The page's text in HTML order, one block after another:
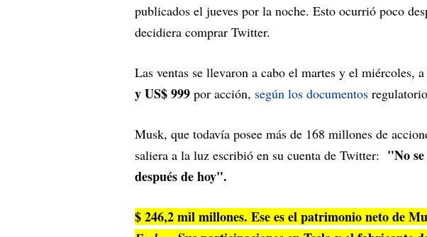
publicados el jueves por la noche. Esto ocurrió poco
decidiera comprar Twitter.
Las ventas se llevaron a cabo el martes y el miércoles,
y US$ 999 por acción, según los documentos
Musk, que todavía posee más de 168 millones de
saliera a la luz escribió en su cuenta de Twitter: "No
después de hoy".
$ 246,2 mil millones. Ese es el patrimonio neto de